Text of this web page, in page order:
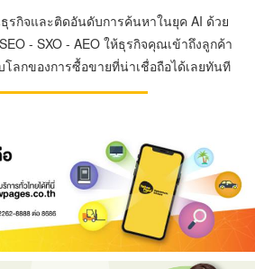
ธุรกิจและติดอันดับการค้นหาในยุค AI ด้วย
- SXO - AEO ให้ธุรกิจคุณเข้าถึงลูกค้า
ลกของการซื้อขายที่น่าเชื่อถือได้เลยทันที